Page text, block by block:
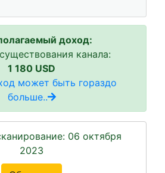
доход:
канала:
1 180 USD
может быть гораздо
больше..
06 октября
2023